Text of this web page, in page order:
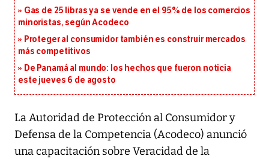
Gas de 25 libras ya se vende en el 95% de los comercios
minoristas, según Acodeco
Proteger al consumidor también es construir mercados
más competitivos
De Panamá al mundo: los hechos que fueron noticia
este jueves 6 de agosto
La Autoridad de Protección al Consumidor y
Defensa de la Competencia (Acodeco) anunció
una capacitación sobre Veracidad de la